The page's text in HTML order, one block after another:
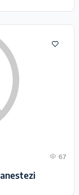
67